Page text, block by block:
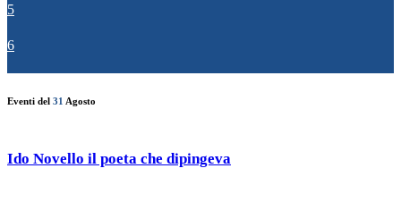
5
6
Eventi del 31 Agosto
Ido Novello il poeta che dipingeva